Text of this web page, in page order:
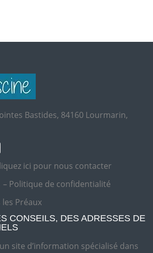
Bastides, 84160 Lourmarin,
ici pour nous contacter
– Politique de confidentialité
Préaux
CONSEILS, DES ADRESSES DE
site d’information spécialisé dans